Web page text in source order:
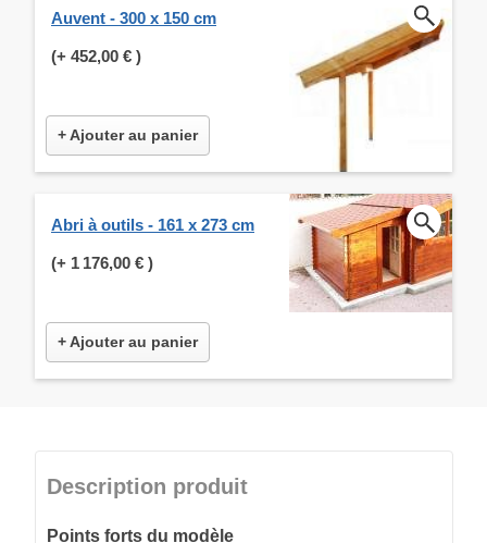
Auvent - 300 x 150 cm
(+ 452,00 € )
+ Ajouter au panier
Abri à outils - 161 x 273 cm
(+ 1 176,00 € )
+ Ajouter au panier
Description produit
Points forts du modèle